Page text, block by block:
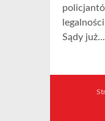
Sądy już...